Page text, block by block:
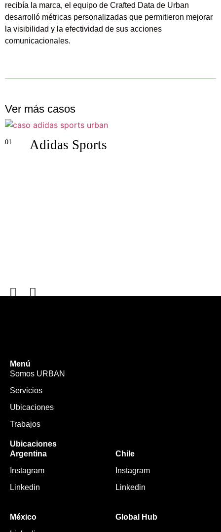
recibía la marca, el equipo de Crafted Data de Urban
desarrolló métricas personalizadas que permitieron mejorar
la visibilidad y la efectividad de sus acciones
comunicacionales.
Ver más casos
01 Adidas Sports
Menú
Somos URBAN
Servicios
Ubicaciones
Trabajos
Ubicaciones
Argentina
Instagram
Linkedin
Chile
Instagram
Linkedin
México
Global Hub